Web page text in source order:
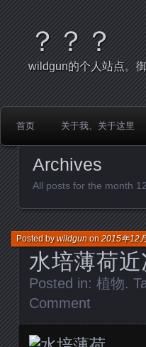
？？？
wildgun的个人站点。
首页 关于我、关于这里
Archives
All posts for the month
水培薄荷
Posted bywildgunon2015年12
Posted in: 植物.
Comment